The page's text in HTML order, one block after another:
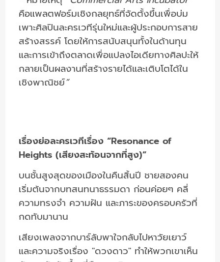
คือแพลตฟอร์มเชิงกลยุทธ์ที่จัดตั้งขึ้นเพื่อบ่ม
เพาะศิลปินละครเวทีรุ่นใหม่และผู้ประกอบการสาย
สร้างสรรค์ โดยให้การสนับสนุนทั้งในด้านทุน
และการเข้าถึงตลาดเพื่อแปลงไอเดียทางศิลปะให้
กลายเป็นผลงานที่สร้างรายได้และเติบโตได้ใน
เชิงพาณิชย์”
เรื่องย่อละครเวทีเรื่อง “Resonance of
Heights (เสียงสะท้อนจากที่สูง)”
บนชั้นสูงสุดของเมืองในคืนสิ้นปี ชายสองคน
เริ่มต้นจากบทสนทนาธรรมดา ก่อนค่อยๆ คลี่
ความทรงจำ ความฝัน และภาระของครอบครัวที่
กดทับมานาน
เสียงเพลงจากบาร์ลับพาใจกลับไปหาวัยเยาว์
และความจริงเรื่อง "ดวงดาว" ทำให้พวกเขาเห็น